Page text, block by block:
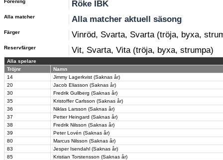
Förening Röke IBK
Alla matcher Alla matcher aktuell säsong
Färger Vinröd, Svarta, Svarta (tröja, byxa,
Reservfärger Vit, Svarta, Vita (tröja, byxa, strumpa)
Alla spelare
Tröjnr
Namn
14
Jimmy Lagerkvist (Saknas år)
20
Jacob Eliasson (Saknas år)
30
Fredrik Gullberg (Saknas år)
35
Kristoffer Carlsson (Saknas år)
36
Niklas Larsson (Saknas år)
37
Petter Heingard (Saknas år)
38
Fredrik Nilsson (Saknas år)
39
Peter Lovén (Saknas år)
80
Marcus Nilsson (Saknas år)
83
Jesper Isendahl (Saknas år)
85
Kristian Torstensson (Saknas år)